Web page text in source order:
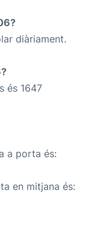
diàriament.
és 1647
a porta és:
en mitjana és: